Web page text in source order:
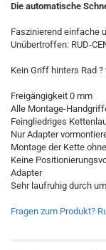
Die automatische
Faszinierend einfache
Unübertroffen: RUD-
Kein Griff hinters Rad
Freigängigkeit 0 mm
Alle Montage-
Feingliedriges
Nur Adapter
Montage der Kette
Keine
Adapter
Sehr laufruhig durch
Fragen zum Produkt?